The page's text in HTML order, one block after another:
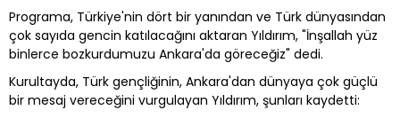
Programa, Türkiye'nin dört bir yanından ve Türk dünyasından
çok sayıda gencin katılacağını aktaran Yıldırım, "İnşallah yüz
binlerce bozkurdumuzu Ankara'da göreceğiz" dedi.
Kurultayda, Türk gençliğinin, Ankara'dan dünyaya çok güçlü
bir mesaj vereceğini vurgulayan Yıldırım, şunları kaydetti: